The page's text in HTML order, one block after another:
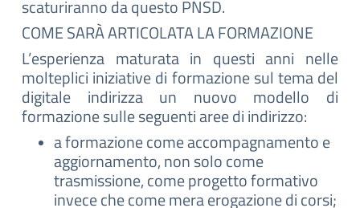
scaturiranno da questo PNSD.
COME SARÀ ARTICOLATA LA FORMAZIONE
L’esperienza maturata in questi anni nelle
molteplici iniziative di formazione sul tema del
digitale indirizza un nuovo modello di
formazione sulle seguenti aree di indirizzo:
a formazione come accompagnamento e
aggiornamento, non solo come
trasmissione, come progetto formativo
invece che come mera erogazione di corsi;